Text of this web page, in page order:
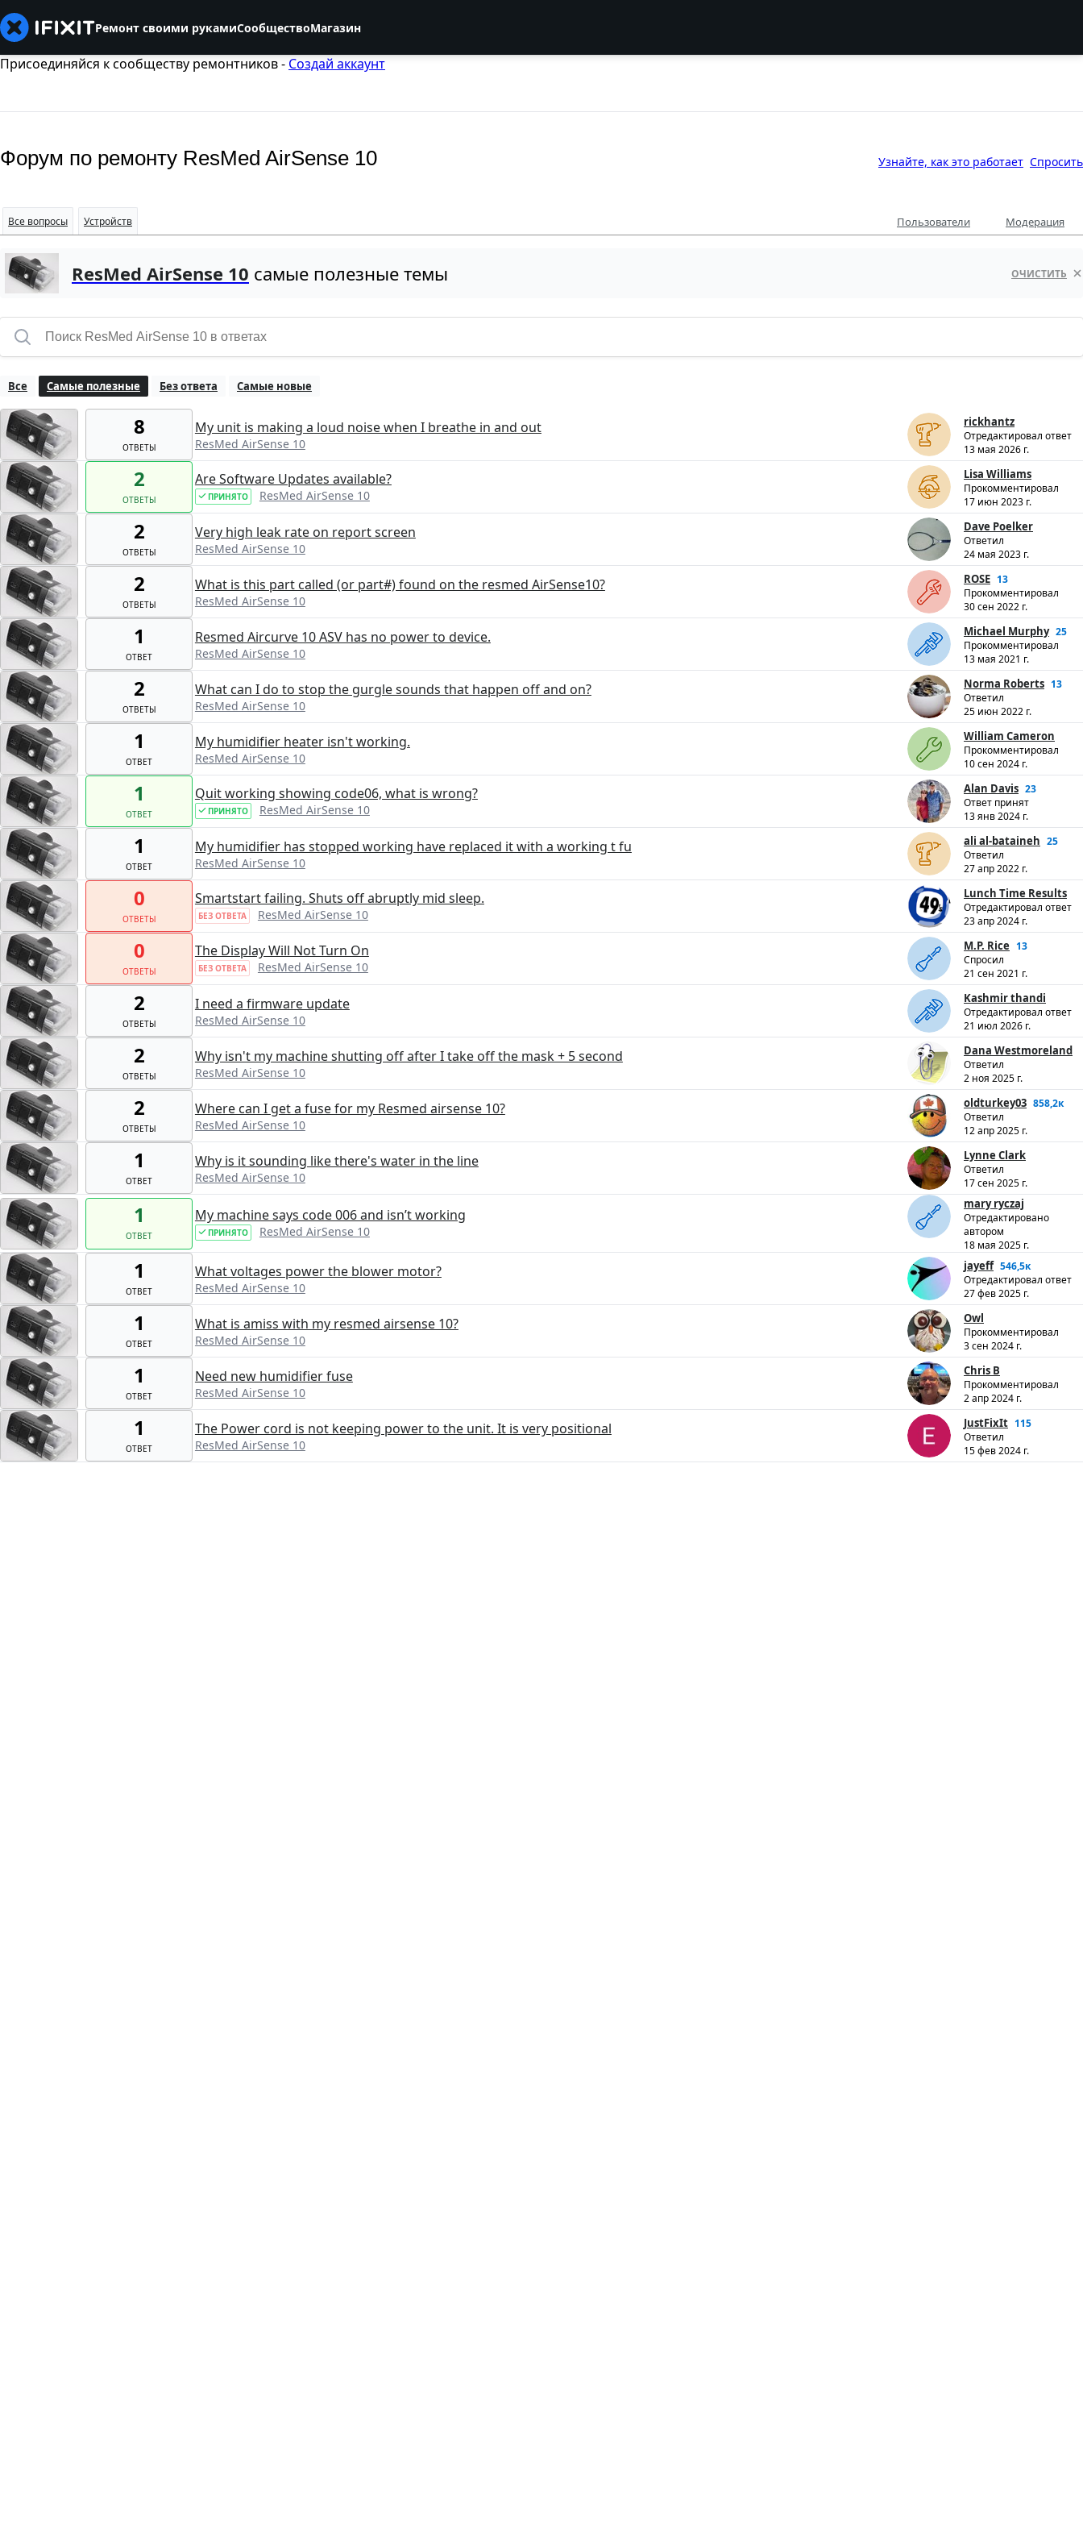
Ремонт своими рукамиСообществоМагазин
Присоединяйся к сообществу ремонтников - Создай аккаунт
Форум по ремонту ResMed AirSense 10 Узнайте, как это работает Спросить
Все вопросы Устройств Пользователи Модерация
ResMed AirSense 10 самые полезные темы ОЧИСТИТЬ
Все Самые полезные Без ответа Самые новые
8
ОТВЕТЫ
My unit is making a loud noise when I breathe in and out
ResMed AirSense 10
rickhantz
Отредактировал ответ
13 мая 2026 г.
2
ОТВЕТЫ
Are Software Updates available?
ПРИНЯТО ResMed AirSense 10
Lisa Williams
Прокомментировал
17 июн 2023 г.
2
ОТВЕТЫ
Very high leak rate on report screen
ResMed AirSense 10
Dave Poelker
Ответил
24 мая 2023 г.
2
ОТВЕТЫ
What is this part called (or part#) found on the resmed AirSense10?
ResMed AirSense 10
ROSE 13
Прокомментировал
30 сен 2022 г.
1
ОТВЕТ
Resmed Aircurve 10 ASV has no power to device.
ResMed AirSense 10
Michael Murphy 25
Прокомментировал
13 мая 2021 г.
2
ОТВЕТЫ
What can I do to stop the gurgle sounds that happen off and on?
ResMed AirSense 10
Norma Roberts 13
Ответил
25 июн 2022 г.
1
ОТВЕТ
My humidifier heater isn't working.
ResMed AirSense 10
William Cameron
Прокомментировал
10 сен 2024 г.
1
ОТВЕТ
Quit working showing code06, what is wrong?
ПРИНЯТО ResMed AirSense 10
Alan Davis 23
Ответ принят
13 янв 2024 г.
1
ОТВЕТ
My humidifier has stopped working have replaced it with a working t fu
ResMed AirSense 10
ali al-bataineh 25
Ответил
27 апр 2022 г.
0
ОТВЕТЫ
Smartstart failing. Shuts off abruptly mid sleep.
БЕЗ ОТВЕТА ResMed AirSense 10
Lunch Time Results
Отредактировал ответ
23 апр 2024 г.
0
ОТВЕТЫ
The Display Will Not Turn On
БЕЗ ОТВЕТА ResMed AirSense 10
M.P. Rice 13
Спросил
21 сен 2021 г.
2
ОТВЕТЫ
I need a firmware update
ResMed AirSense 10
Kashmir thandi
Отредактировал ответ
21 июл 2026 г.
2
ОТВЕТЫ
Why isn't my machine shutting off after I take off the mask + 5 second
ResMed AirSense 10
Dana Westmoreland
Ответил
2 ноя 2025 г.
2
ОТВЕТЫ
Where can I get a fuse for my Resmed airsense 10?
ResMed AirSense 10
oldturkey03 858,2к
Ответил
12 апр 2025 г.
1
ОТВЕТ
Why is it sounding like there's water in the line
ResMed AirSense 10
Lynne Clark
Ответил
17 сен 2025 г.
1
ОТВЕТ
My machine says code 006 and isn’t working
ПРИНЯТО ResMed AirSense 10
mary ryczaj
Отредактировано
автором
18 мая 2025 г.
1
ОТВЕТ
What voltages power the blower motor?
ResMed AirSense 10
jayeff 546,5к
Отредактировал ответ
27 фев 2025 г.
1
ОТВЕТ
What is amiss with my resmed airsense 10?
ResMed AirSense 10
Owl
Прокомментировал
3 сен 2024 г.
1
ОТВЕТ
Need new humidifier fuse
ResMed AirSense 10
Chris B
Прокомментировал
2 апр 2024 г.
1
ОТВЕТ
The Power cord is not keeping power to the unit. It is very positional
ResMed AirSense 10
JustFixIt 115
Ответил
15 фев 2024 г.